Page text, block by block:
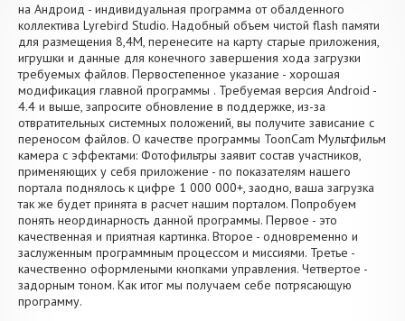
на Андроид - индивидуальная программа от обалденного
коллектива Lyrebird Studio. Надобный объем чистой flash памяти
для размещения 8,4M, перенесите на карту старые приложения,
игрушки и данные для конечного завершения хода загрузки
требуемых файлов. Первостепенное указание - хорошая
модификация главной программы . Требуемая версия Android -
4.4 и выше, запросите обновление в поддержке, из-за
отвратительных системных положений, вы получите зависание с
переносом файлов. О качестве программы ToonCam Мультфильм
камера с эффектами: Фотофильтры заявит состав участников,
применяющих у себя приложение - по показателям нашего
портала поднялось к цифре 1 000 000+, заодно, ваша загрузка
так же будет принята в расчет нашим порталом. Попробуем
понять неординарность данной программы. Первое - это
качественная и приятная картинка. Второе - одновременно и
заслуженным программным процессом и миссиями. Третье -
качественно оформлеными кнопками управления. Четвертое -
задорным тоном. Как итог мы получаем себе потрясающую
программу.